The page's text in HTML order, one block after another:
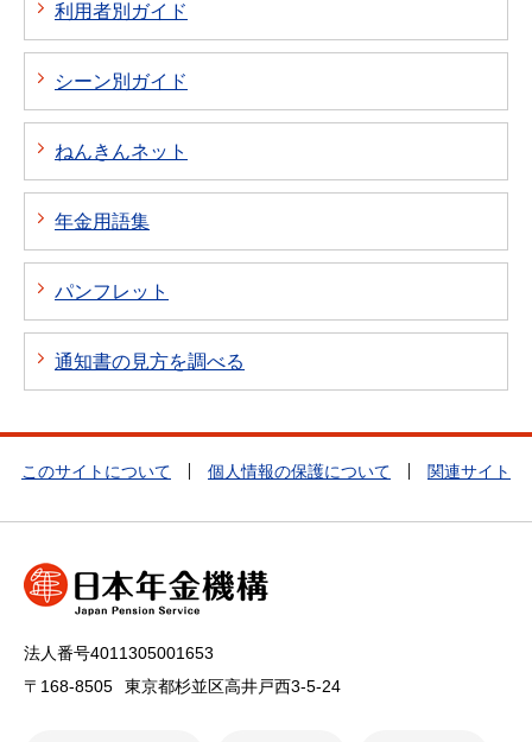
利用者別ガイド
シーン別ガイド
ねんきんネット
年金用語集
パンフレット
通知書の見方を調べる
このサイトについて 個人情報の保護について 関連サイト
法人番号4011305001653
〒168-8505
東京都杉並区高井戸西3-5-24